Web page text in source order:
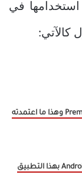
في
حررت 10 جيجابايت من هاتفي Android بهذا التطبيق